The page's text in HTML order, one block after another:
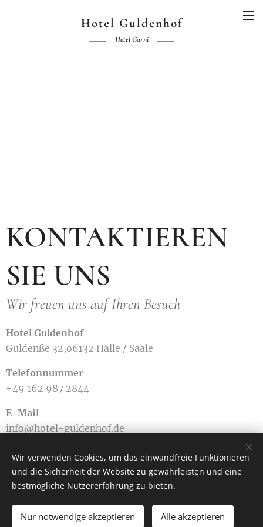
Hotel Guldenhof
Hotel Garni
KONTAKTIEREN
SIE UNS
Wir freuen uns auf Ihren Besuch
Hotel Guldenhof
Guldenße 32,o6132 Halle / Saale
Telefonnummer
+49 162 987 2844
E-Mail
info@hotel-guldenhof.de
Guldenstraße 32,06132 Halle/ Saale
Alle Rechte vorbehalten 2025
Unterstützt von Webnode Cookies
Wir verwenden Cookies, um das einwandfreie Funktionieren
und die Sicherheit der Website zu gewährleisten und eine
bestmögliche Nutzererfahrung zu bieten.
Nur notwendige akzeptieren Alle akzeptieren